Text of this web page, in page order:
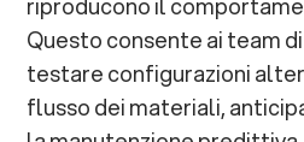
Questo consente ai team
testare configurazioni
flusso dei materiali,